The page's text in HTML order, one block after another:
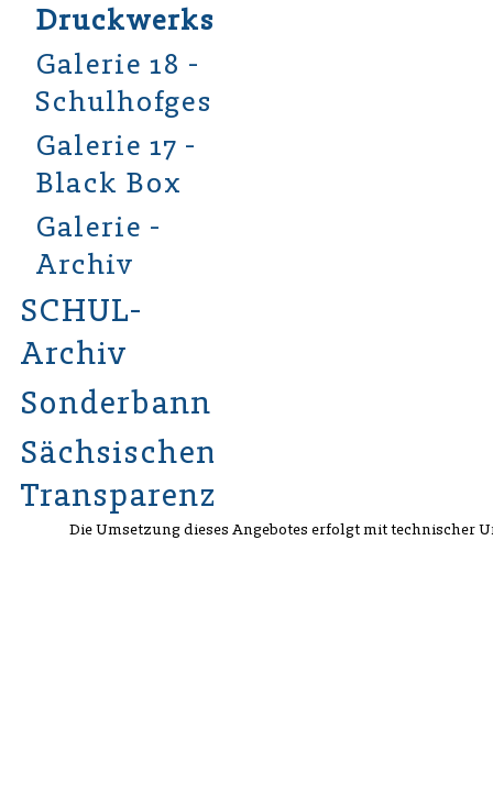
Druckwerkstatt
Galerie 18 -
Schulhofgestaltung
Galerie 17 -
Black Box
Galerie -
Archiv
SCHUL-
Archiv
Sonderbannergalerie
Sächsischen
Transparenzgesetzes
Die Umsetzung dieses Angebotes erfolgt mit technischer